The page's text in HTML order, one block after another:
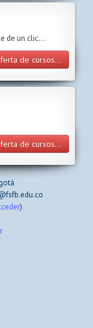
de un clic…
de cursos...
de cursos...
)